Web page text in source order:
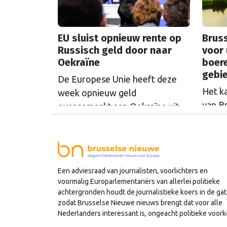
EU sluist opnieuw rente op
Russisch geld door naar
Oekraïne
De Europese Unie heeft deze
week opnieuw geld
overgemaakt aan Oekraïne uit
om 1,4 miljard euro. Dat is de
Russische Centrale Bank ooit bij
de Belgische bank Euroclear
parkeerde. De EU bevroor dat
geld na de Russische inval in
voor
Het
van
Een adviesraad van journalisten, voorlichters en
voormalig Europarlementariërs van allerlei politieke
achtergronden houdt de journalistieke koers in de
zodat Brusselse Nieuwe nieuws brengt dat voor alle
Nederlanders interessant is, ongeacht politieke